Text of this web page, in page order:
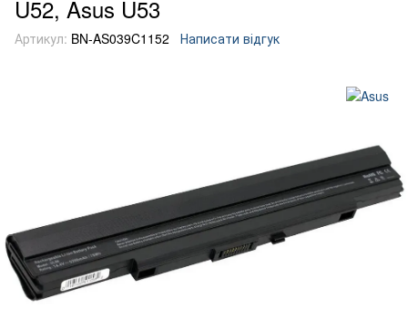
U52, Asus U53
Артикул: BN-AS039C1152 Написати відгук